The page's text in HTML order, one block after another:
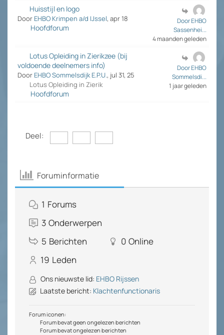
Huisstijl en logo
Door EHBO Krimpen a/d IJssel, apr 18
Hoofdforum
Door EHBO
Sassenhei...
4 maanden geleden
Lotus Opleiding in Zierikzee (bij
voldoende deelnemers info)
Door EHBO Sommelsdijk E.P.U., jul 31, 25
Lotus Opleiding in Zierik
Hoofdforum
Door EHBO
Sommelsdi...
1 jaar geleden
Deel:
Foruminformatie
1 Forums
3 Onderwerpen
5 Berichten 0 Online
19 Leden
Ons nieuwste lid: EHBO Rijssen
Laatste bericht: Klachtenfunctionaris
Forum iconen:
Forum bevat geen ongelezen berichten
Forum bevat ongelezen berichten